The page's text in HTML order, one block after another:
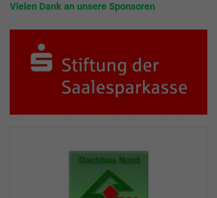
Vielen Dank an unsere Sponsoren